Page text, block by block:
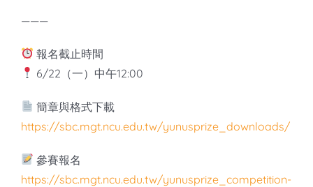
———
報名截止時間
6/22（一）中午12:00
簡章與格式下載
https://sbc.mgt.ncu.edu.tw/yunusprize_downloads/
參賽報名
https://sbc.mgt.ncu.edu.tw/yunusprize_competition-